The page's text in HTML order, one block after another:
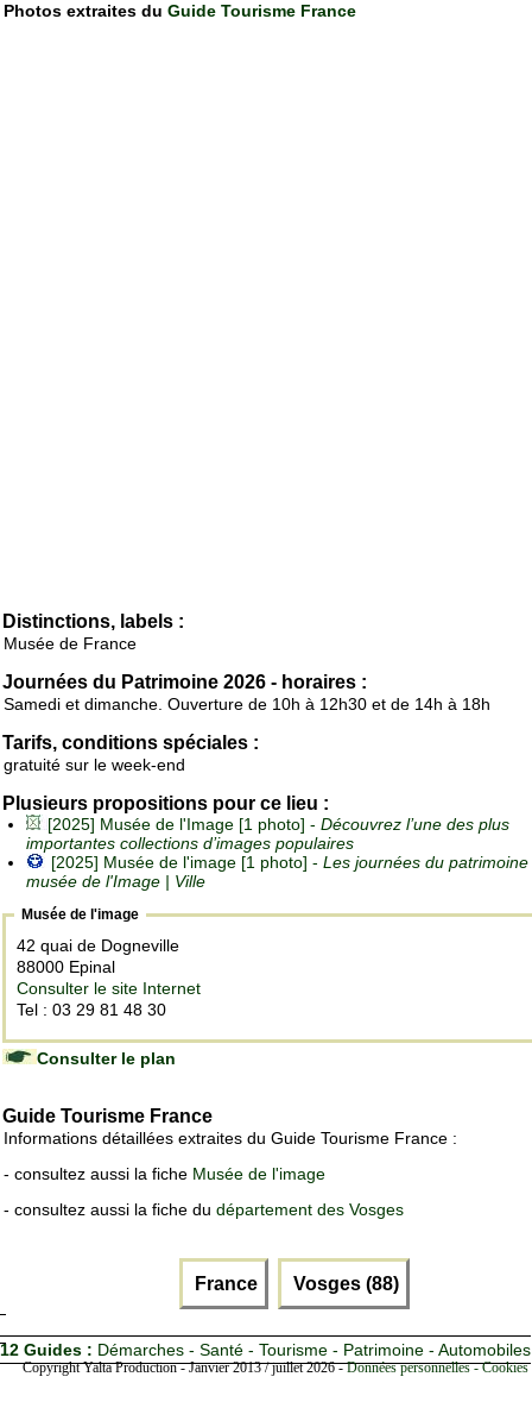
Photos extraites du Guide Tourisme France
Distinctions, labels :
Musée de France
Journées du Patrimoine 2026 - horaires :
Samedi et dimanche. Ouverture de 10h à 12h30 et de 14h à 18h
Tarifs, conditions spéciales :
gratuité sur le week-end
Plusieurs propositions pour ce lieu :
[2025] Musée de l'Image [1 photo] - Découvrez l’une des plus
importantes collections d’images populaires
[2025] Musée de l'image [1 photo] - Les journées du patrimoine
musée de l'Image | Ville
Musée de l'image
42 quai de Dogneville
88000 Epinal
Consulter le site Internet
Tel : 03 29 81 48 30
Consulter le plan
Guide Tourisme France
Informations détaillées extraites du Guide Tourisme France :
- consultez aussi la fiche Musée de l'image
- consultez aussi la fiche du département des Vosges
France Vosges (88)
12 Guides : Démarches - Santé - Tourisme - Patrimoine - Automobiles
Copyright Yalta Production - Janvier 2013 / juillet 2026 -Données personnelles -